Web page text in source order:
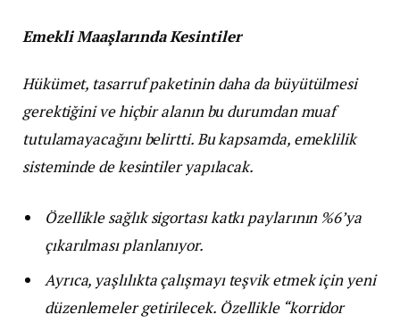
Emekli Maaşlarında Kesintiler
Hükümet, tasarruf paketinin daha da büyütülmesi
gerektiğini ve hiçbir alanın bu durumdan muaf
tutulamayacağını belirtti. Bu kapsamda, emeklilik
sisteminde de kesintiler yapılacak.
Özellikle sağlık sigortası katkı paylarının %6’ya
çıkarılması planlanıyor.
Ayrıca, yaşlılıkta çalışmayı teşvik etmek için yeni
düzenlemeler getirilecek. Özellikle “korridor